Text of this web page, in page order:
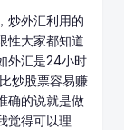
炒外汇利用的
性大家都知道
外汇是24小时
炒股票容易赚
确的说就是做
觉得可以理